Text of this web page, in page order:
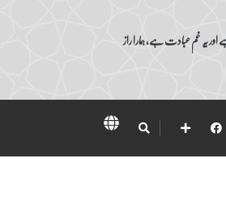
اور یہ غم عبادت ہے، ہمارا راز